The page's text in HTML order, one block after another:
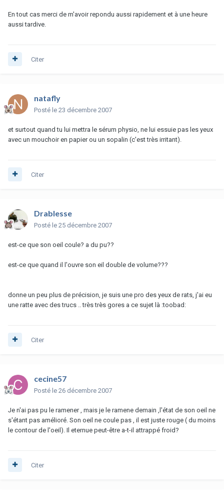
En tout cas merci de m'avoir repondu aussi rapidement et à une heure
aussi tardive.
Citer
natafly
Posté le 23 décembre 2007
et surtout quand tu lui mettra le sérum physio, ne lui essuie pas les yeux
avec un mouchoir en papier ou un sopalin (c'est très irritant).
Citer
Drablesse
Posté le 25 décembre 2007
est-ce que son oeil coule? a du pu??
est-ce que quand il l'ouvre son eil double de volume???
donne un peu plus de précision, je suis une pro des yeux de rats, j'ai eu
une ratte avec des trucs .. très très gores a ce sujet là :toobad:
Citer
cecine57
Posté le 26 décembre 2007
Je n'ai pas pu le ramener , mais je le ramene demain ,l'état de son oeil ne
s'étant pas amélioré. Son oeil ne coule pas , il est juste rouge ( du moins
le contour de l'oeil). Il eternue peut-être a-t-il attrappé froid?
Citer